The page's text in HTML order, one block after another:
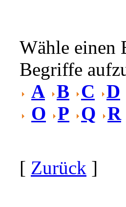
Wähle einen
Begriffe
A B C
D
O P Q R
[ Zurück ]